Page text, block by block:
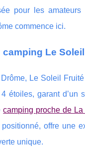
pour les
commence ici.
Le
Le Soleil
étoiles, garant d’un
camping prochede
offre une
unique.